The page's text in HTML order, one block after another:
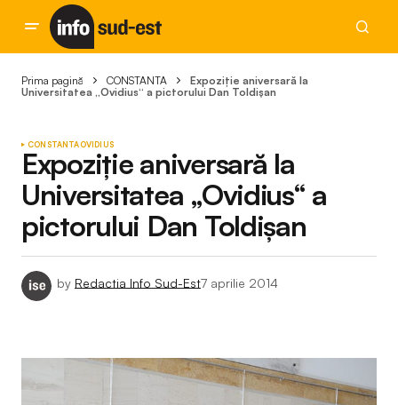
Prima pagină CONSTANTA
Expoziție aniversară la
Universitatea „Ovidius“ a pictorului Dan Toldișan
CONSTANTAOVIDIUS
Expoziție aniversară la
Universitatea „Ovidius“ a
pictorului Dan Toldișan
by Redactia Info Sud-Est7 aprilie 2014